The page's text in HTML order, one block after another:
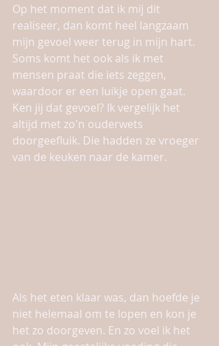
Op het moment dat ik mij dit
realiseer, dan komt heel langzaam
mijn gevoel weer terug in mijn hart.
Soms komt het ook als ik met
mensen praat die iets zeggen,
waardoor er een luikje open gaat.
Ken jij dat gevoel? Ik vergelijk het
altijd met zo'n ouderwets
doorgeefluik. Die hadden ze vroeger
van de keuken naar de kamer.
Als het eten klaar was, dan hoefde je
niet helemaal om te lopen en kon je
het zo doorgeven. En zo voel ik het